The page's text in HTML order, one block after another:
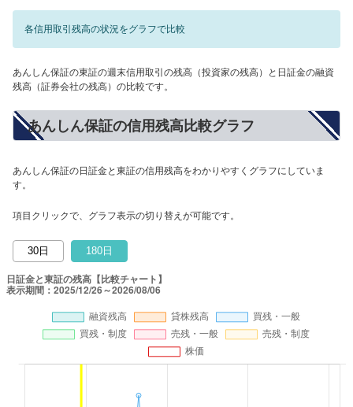
各信用取引残高の状況をグラフで比較
あんしん保証の東証の週末信用取引の残高（投資家の残高）と日証金の融資
残高（証券会社の残高）の比較です。
あんしん保証の信用残高比較グラフ
あんしん保証の日証金と東証の信用残高をわかりやすくグラフにしていま
す。
項目クリックで、グラフ表示の切り替えが可能です。
30日 180日